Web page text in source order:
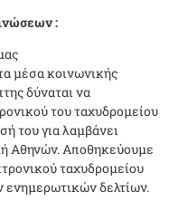
:
μέσα κοινωνικής
δύναται να
του ταχυδρομείου
του για λαμβάνει
Αθηνών. Αποθηκεύουμε
ταχυδρομείου
ενημερωτικών δελτίων.